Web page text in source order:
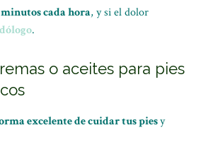
cada hora, y si el dolor
.
o aceites para pies
excelente de cuidar tus piesy